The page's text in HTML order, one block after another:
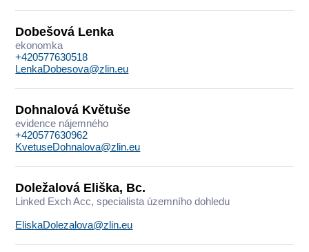
Dobešová Lenka
ekonomka
+420577630518
LenkaDobesova@zlin.eu
Dohnalová Květuše
evidence nájemného
+420577630962
KvetuseDohnalova@zlin.eu
Doležalová Eliška, Bc.
Linked Exch Acc, specialista územního dohledu
EliskaDolezalova@zlin.eu